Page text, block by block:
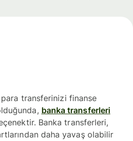
para transferinizi finanse
banka transferleri
Banka transferleri,
daha yavaş olabilir